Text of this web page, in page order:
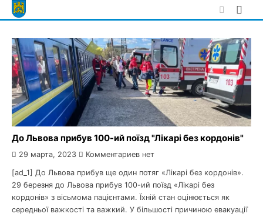
Skip
to
До Львова прибув 100-ий поїзд "Лікарі без кордонів"
29 марта, 2023 Комментариев нет
[ad_1] До Львова прибув ще один потяг «Лікарі без кордонів».
29 березня до Львова прибув 100-ий поїзд «Лікарі без
кордонів» з вісьмома пацієнтами. Їхній стан оцінюється як
середньої важкості та важкий. У більшості причиною евакуації